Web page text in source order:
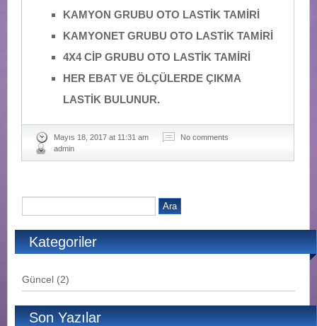
KAMYON GRUBU OTO LASTİK TAMİRİ
KAMYONET GRUBU OTO LASTİK TAMİRİ
4X4 CİP GRUBU OTO LASTİK TAMİRİ
HER EBAT VE ÖLÇÜLERDE ÇIKMA
LASTİK BULUNUR.
Mayıs 18, 2017 at 11:31 am
No comments
admin
Kategoriler
Güncel (2)
Son Yazılar